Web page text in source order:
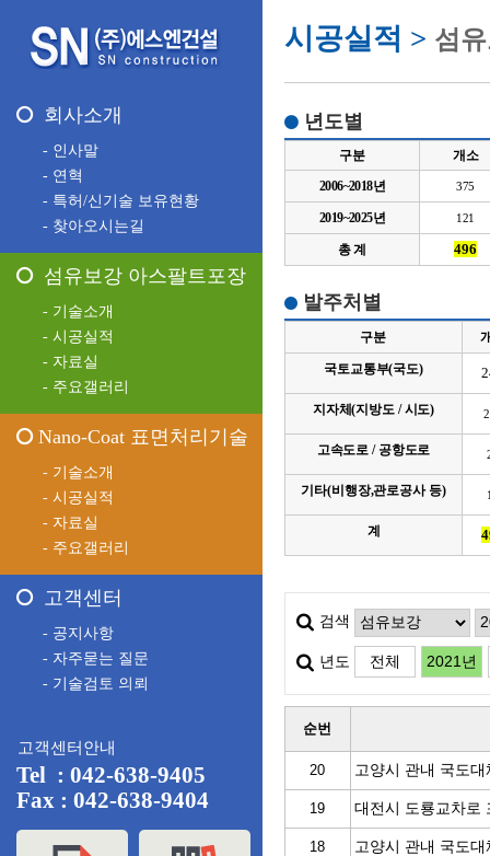
회사소개
- 인사말
- 연혁
- 특허/신기술 보유현황
- 찾아오시는길
섬유보강 아스팔트포장
- 기술소개
- 시공실적
- 자료실
- 주요갤러리
Nano-Coat 표면처리기술
- 기술소개
- 시공실적
- 자료실
- 주요갤러리
고객센터
- 공지사항
- 자주묻는 질문
- 기술검토 의뢰
고객센터안내
Tel : 042-638-9405
Fax : 042-638-9404
시공실적 > 섬
년도별
구분
개소
2006~2018년
375
2019~2025년 121
총 계 496
발주처별
구분
국토교통부(국도)
지자체(지방도 / 시도)
고속도로 / 공항도로
기타(비행장,관로공사 등)
계
검색
년도 전체 2021년
순번
20 고양시 관내 국도
19 대전시 도룡교차로
18 고양시 관내 국도